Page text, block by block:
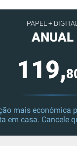
PAPEL + DIGITAL
ANUAL
119,
mais económica
em casa. Cancele